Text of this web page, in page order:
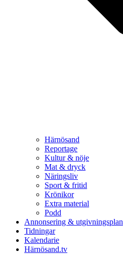
Härnösand
Reportage
Kultur & nöje
Mat & dryck
Näringsliv
Sport & fritid
Krönikor
Extra material
Podd
Annonsering & utgivningsplan
Tidningar
Kalendarie
Härnösand.tv